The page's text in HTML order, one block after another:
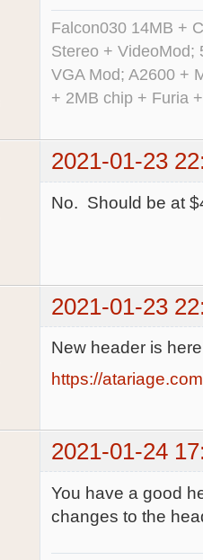
Falcon030 14MB +
Stereo + VideoMod;
VGA Mod; A2600 +
+ 2MB chip + Furia
2021-01-23
No. Should be at
2021-01-23
New header is
https://
2021-01-24
You have a good
changes to the